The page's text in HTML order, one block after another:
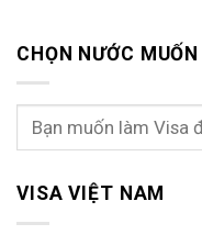
CHỌN NƯỚC
VISA VIỆT NAM